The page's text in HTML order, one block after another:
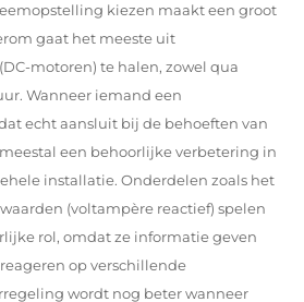
kiezen maakt een groot
gaat het meeste uit
motoren) te halen, zowel qua
Wanneer iemand een
echt aansluit bij de behoeften van
een behoorlijke verbetering in
installatie. Onderdelen zoals het
(voltampère reactief) spelen
rol, omdat ze informatie geven
op verschillende
wordt nog beter wanneer